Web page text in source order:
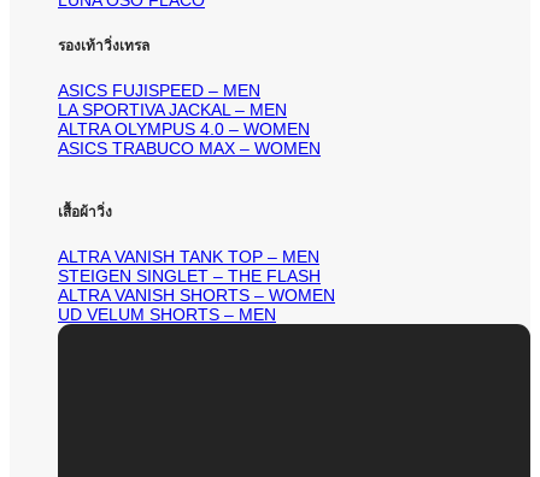
รองเท้าวิ่งเทรล
ASICS FUJISPEED – MEN
LA SPORTIVA JACKAL – MEN
ALTRA OLYMPUS 4.0 – WOMEN
ASICS TRABUCO MAX – WOMEN
เสื้อผ้าวิ่ง
ALTRA VANISH TANK TOP – MEN
STEIGEN SINGLET – THE FLASH
ALTRA VANISH SHORTS – WOMEN
UD VELUM SHORTS – MEN